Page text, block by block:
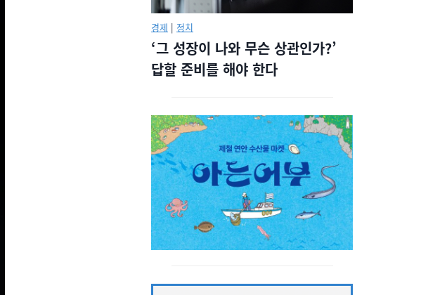
경제 | 정치
‘그 성장이 나와 무슨 상관인가?’
답할 준비를 해야 한다